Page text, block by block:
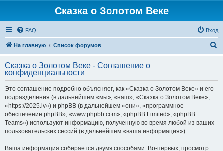
Сказка о Золотом Веке
FAQ Вход
На главную Список форумов
с
Сказка о Золотом Веке - Соглашение о
конфиденциальности
Это соглашение подробно объясняет, как «Сказка о Золотом Веке» и его
подразделения (в дальнейшем «мы», «наш», «Сказка о Золотом Веке»,
«https://2025.lv») и phpBB (в дальнейшем «они», «программное
обеспечение phpBB», «www.phpbb.com», «phpBB Limited», «phpBB
Teams») используют информацию, полученную во время любой из ваших
пользовательских сессий (в дальнейшем «ваша информация»).
Ваша информация собирается двумя способами. Во-первых, просмотр